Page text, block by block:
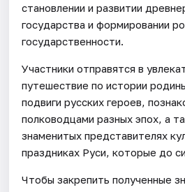
становлении и развитии
государства и формировании
государственности.
Участники отправятся в
путешествие по истории
подвиги русских героев,
полководцами разных эпох, а
знаменитых представителях
праздниках Руси, которые до
Чтобы закрепить полученные